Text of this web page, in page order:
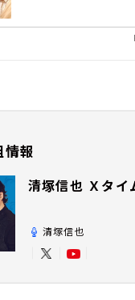
情報
清塚信也 Ｘタイ
清塚信也